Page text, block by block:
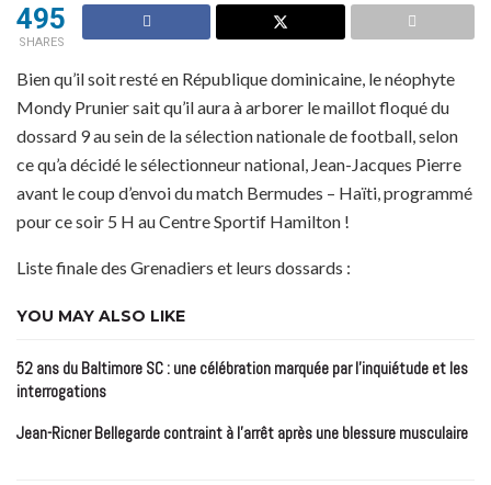
495
SHARES
Bien qu’il soit resté en République dominicaine, le néophyte
Mondy Prunier sait qu’il aura à arborer le maillot floqué du
dossard 9 au sein de la sélection nationale de football, selon
ce qu’a décidé le sélectionneur national, Jean-Jacques Pierre
avant le coup d’envoi du match Bermudes – Haïti, programmé
pour ce soir 5 H au Centre Sportif Hamilton !
Liste finale des Grenadiers et leurs dossards :
YOU MAY ALSO LIKE
52 ans du Baltimore SC : une célébration marquée par l’inquiétude et les
interrogations
Jean-Ricner Bellegarde contraint à l’arrêt après une blessure musculaire